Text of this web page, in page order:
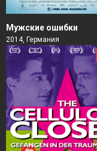
Мужские ошибки
2014, Германия